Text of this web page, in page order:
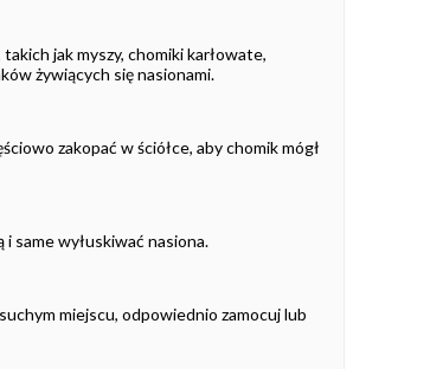
jak myszy, chomiki karłowate,
żywiących się nasionami.
zakopać w ściółce, aby chomik mógł
same wyłuskiwać nasiona.
miejscu, odpowiednio zamocuj lub